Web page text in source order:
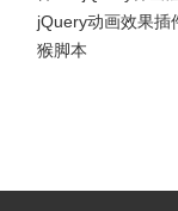
jQuery动画效果插
猴脚本